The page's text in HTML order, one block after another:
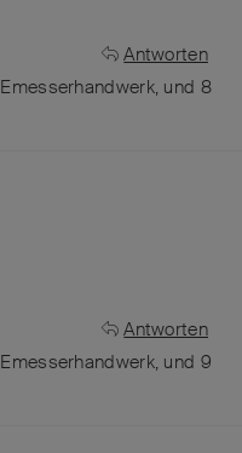
Antworten
Emesserhandwerk, und 8
Antworten
Emesserhandwerk, und 9